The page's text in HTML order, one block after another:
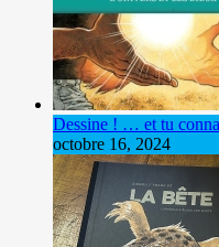
Dessine ! … et tu
octobre 16, 2024